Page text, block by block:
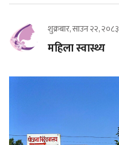
शुक्रबार, साउन २२, २०८३
महिला स्वास्थ्य